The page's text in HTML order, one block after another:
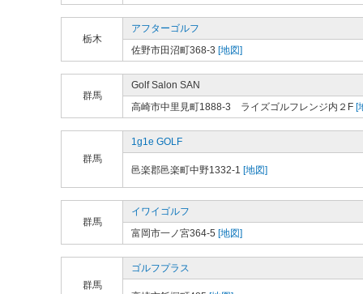
栃木
アフターゴルフ
佐野市田沼町368-3 [地図]
群馬
Golf Salon SAN
高崎市中里見町1888-3 ライズゴルフレンジ内２F [
群馬
1g1e GOLF
邑楽郡邑楽町中野1332-1 [地図]
群馬
イワイゴルフ
富岡市一ノ宮364-5 [地図]
群馬
ゴルフプラス